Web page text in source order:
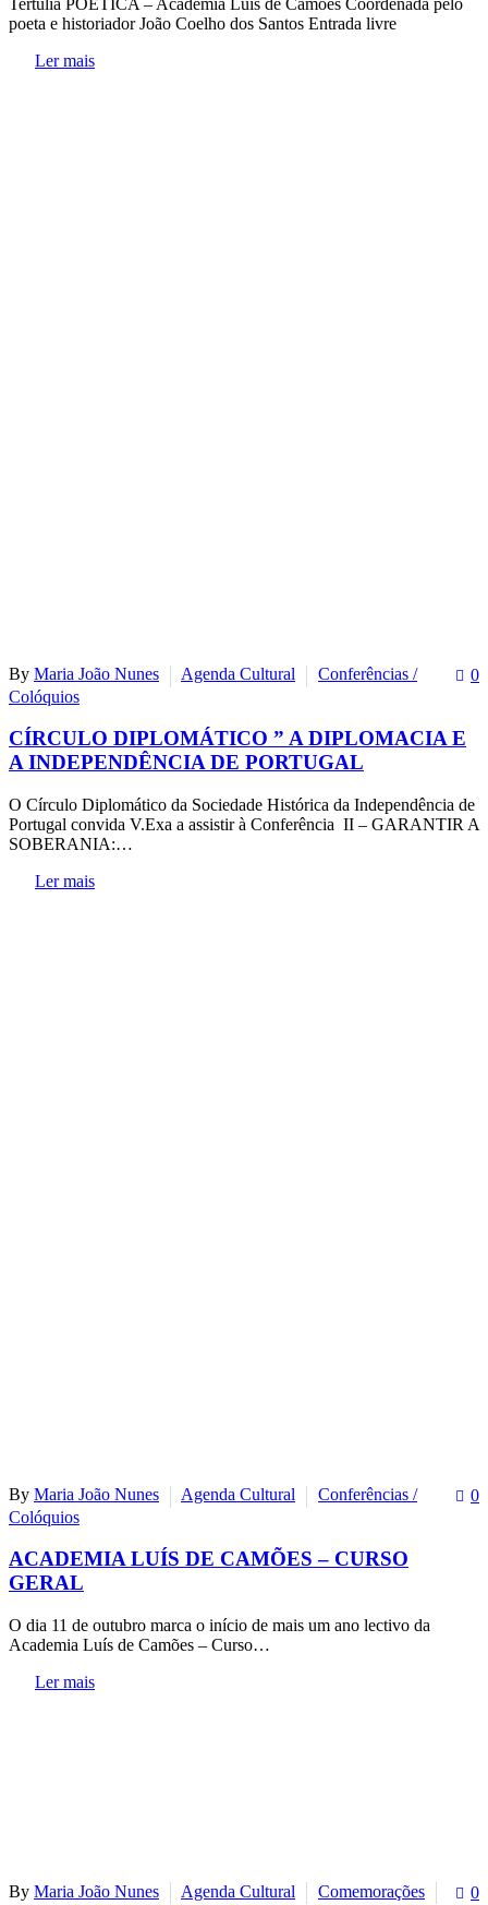
Tertúlia POÉTICA – Academia Luís de Camões Coordenada pelo
poeta e historiador João Coelho dos Santos Entrada livre
Ler mais
0
By Maria João Nunes Agenda Cultural
Conferências /
Colóquios
CÍRCULO DIPLOMÁTICO ” A DIPLOMACIA E
A INDEPENDÊNCIA DE PORTUGAL
O Círculo Diplomático da Sociedade Histórica da Independência de
Portugal convida V.Exa a assistir à Conferência II – GARANTIR A
SOBERANIA:…
Ler mais
0
By Maria João Nunes Agenda Cultural
Conferências /
Colóquios
ACADEMIA LUÍS DE CAMÕES – CURSO
GERAL
O dia 11 de outubro marca o início de mais um ano lectivo da
Academia Luís de Camões – Curso…
Ler mais
0
By Maria João Nunes Agenda Cultural
Comemorações